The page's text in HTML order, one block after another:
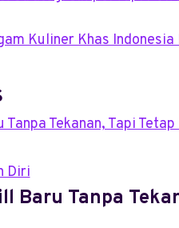
Kuliner Khas
Diri
Baru Tanpa